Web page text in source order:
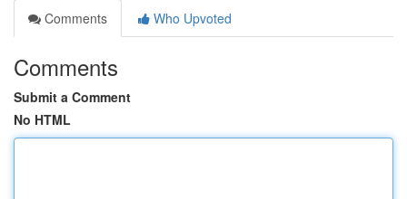
Comments
Who Upvoted
Comments
Submit a Comment
No HTML